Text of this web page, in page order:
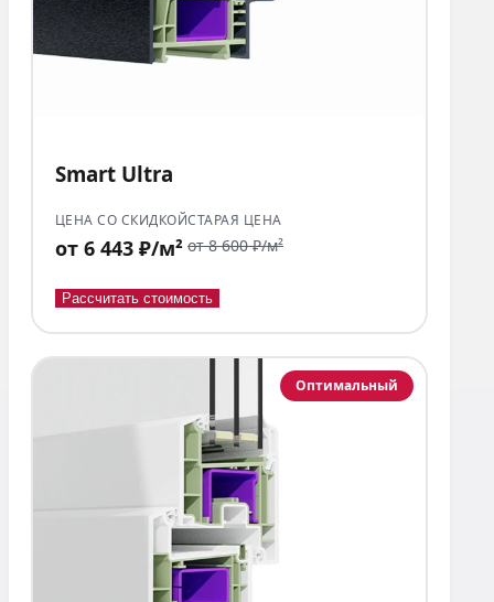
Smart Ultra
ЦЕНА СО СКИДКОЙ
от 6 443 ₽/м²
СТАРАЯ ЦЕНА
от 8 600 ₽/м²
Рассчитать стоимость
Оптимальный